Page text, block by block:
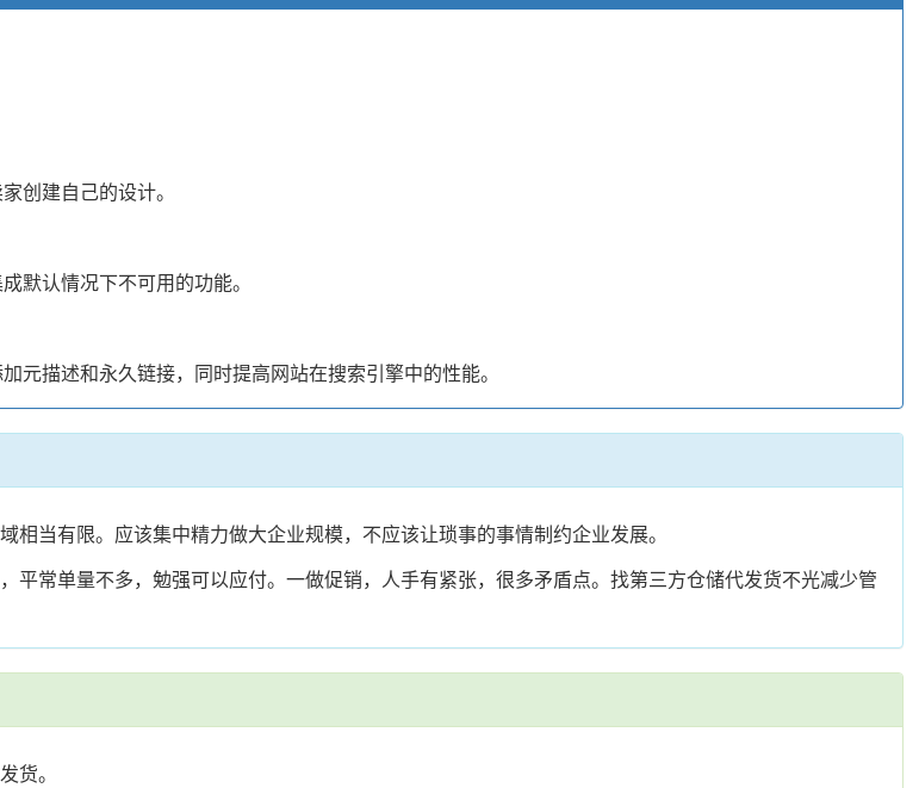
创建自己的设计。
默认情况下不可用的功能。
描述和永久链接，同时提高网站在搜索引擎中的性能。
当有限。应该集中精力做大企业规模，不应该让琐事的事情制约企业发展。
常单量不多，勉强可以应付。一做促销，人手有紧张，很多矛盾点。找第三方仓储代发货不光减少管
货。